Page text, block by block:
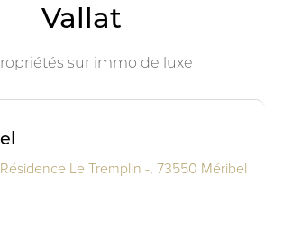
Vallat
sur immo de luxe
Le Tremplin -, 73550 Méribel